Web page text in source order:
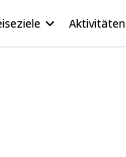
Aktivitäten